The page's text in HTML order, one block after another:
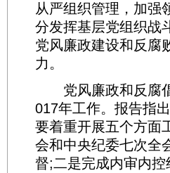
从严组织管理，加强
分发挥基层党组织战
党风廉政建设和反腐
力。
党风廉政和反腐倡
017年工作。报告指
要着重开展五个方面
会和中央纪委七次全
督;二是完成内审内